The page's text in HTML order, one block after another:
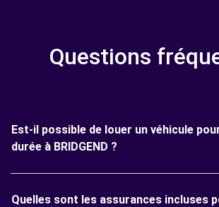
Questions
Est-il possible de louer un véhicule
durée à BRIDGEND ?
Quelles sont les assurances incluses